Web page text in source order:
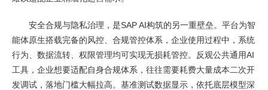
安全合规与隐私治理，是SAP AI构筑的另一重壁垒。平台为智
能体原生搭载完备的风控、合规管控体系，企业使用过程中，系统
行为、数据流转、权限管理均可实现无损耗管控。反观公共通用AI
工具，企业想要适配自身合规体系，往往需要耗费大量成本二次开
发调试，落地门槛大幅拉高。基准测试数据显示，依托底层模型深